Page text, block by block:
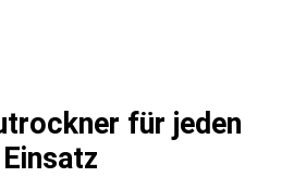
für jeden
Einsatz